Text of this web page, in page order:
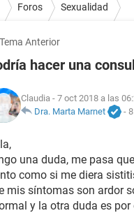
Foros Sexualidad
Tema Anterior
hacer una
Claudia - 7 oct 2018 a las
Dra. Marta Marnet
-
una duda, me pasa
como si me diera
mis síntomas son ardor
y la otra duda es